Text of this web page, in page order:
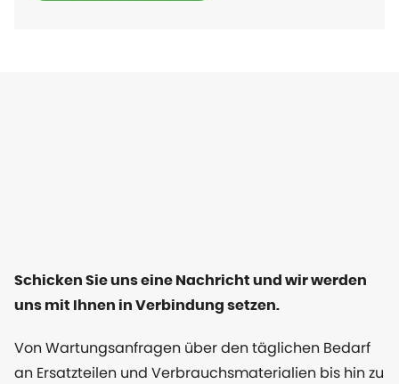
Schicken Sie uns eine Nachricht und wir werden
uns mit Ihnen in Verbindung setzen.
Von Wartungsanfragen über den täglichen Bedarf
an Ersatzteilen und Verbrauchsmaterialien bis hin zu